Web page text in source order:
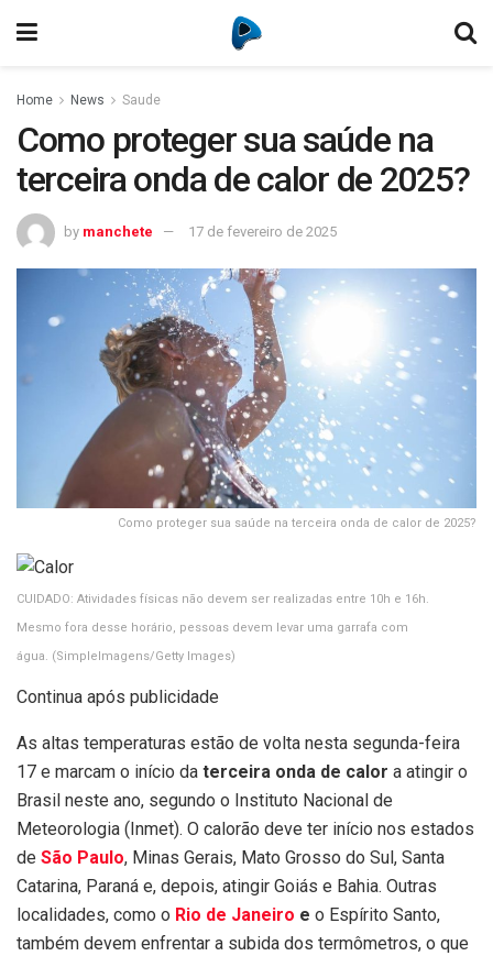
Home News Saude
Como proteger sua saúde na
terceira onda de calor de 2025?
by manchete 17 de fevereiro de 2025
Como proteger sua saúde na terceira onda de calor de 2025?
CUIDADO: Atividades físicas não devem ser realizadas entre 10h e 16h.
Mesmo fora desse horário, pessoas devem levar uma garrafa com
água. (SimpleImagens/Getty Images)
Continua após publicidade
As altas temperaturas estão de volta nesta segunda-feira
17 e marcam o início da terceira onda de calor a atingir o
Brasil neste ano, segundo o Instituto Nacional de
Meteorologia (Inmet). O calorão deve ter início nos estados
de São Paulo, Minas Gerais, Mato Grosso do Sul, Santa
Catarina, Paraná e, depois, atingir Goiás e Bahia. Outras
localidades, como o Rio de Janeiro e o Espírito Santo,
também devem enfrentar a subida dos termômetros, o que